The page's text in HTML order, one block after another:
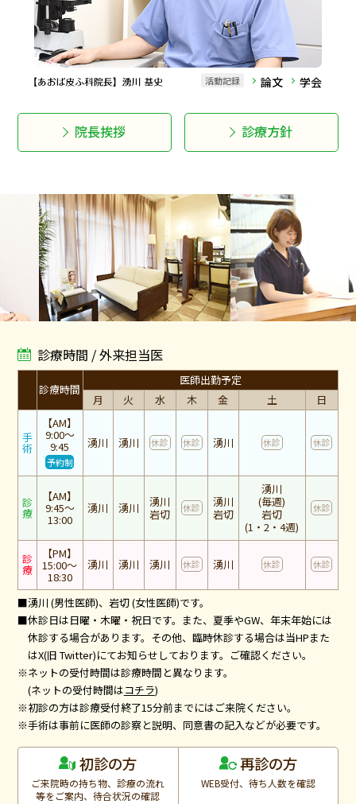
活動記録 論文 学会
院長挨拶 診療方針
診療時間 / 外来担当医
診療時間
医師出勤予定
月
火 水 木 金 土 日
手
術
【AM】
9:00～
9:45
予約制
湧川 湧川 休診 休診 湧川 休診 休診
診
療
【AM】
9:45～
13:00
湧川 湧川
湧川
岩切
休診
湧川
岩切
湧川
(毎週)
岩切
(1・2・4週)
休診
診
療
【PM】
15:00～
18:30
湧川 湧川 湧川 休診 湧川 休診 休診
■湧川 (男性医師)、岩切 (女性医師)です。
■休診日は日曜・木曜・祝日です。また、夏季やGW、年末年始には
休診する場合があります。その他、臨時休診する場合は当HPまた
はX(旧 Twitter)にてお知らせしております。ご確認ください。
※ネットの受付時間は診療時間と異なります。
(ネットの受付時間はコチラ)
※初診の方は診療受付終了15分前までにはご来院ください。
※手術は事前に医師の診察と説明、同意書の記入などが必要です。
初診の方
ご来院時の持ち物、診療の流れ
等をご案内、待合状況の確認
再診の方
WEB受付、待ち人数を確認